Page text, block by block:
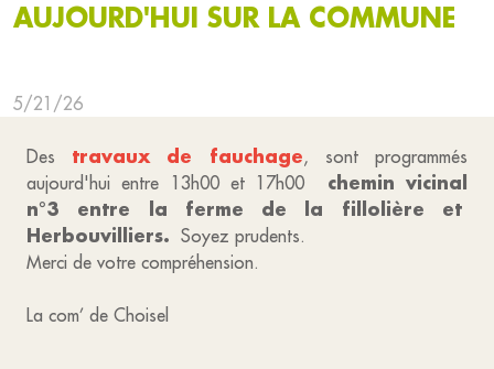
AUJOURD'HUI SUR LA COMMUNE
5/21/26
Des travaux de fauchage, sont programmés
aujourd'hui entre 13h00 et 17h00 chemin vicinal
n°3
entre la ferme de la fillolière et
Herbouvilliers. Soyez prudents.
Merci de votre compréhension.
La com’ de Choisel